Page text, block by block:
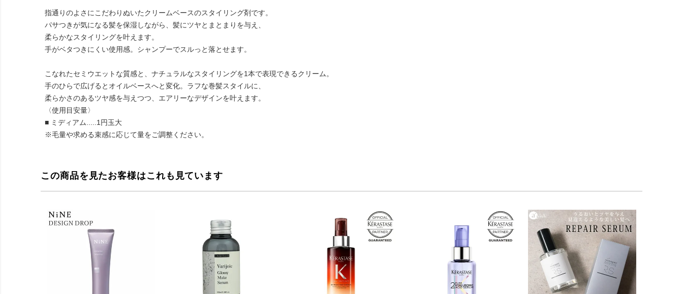
指通りのよさにこだわりぬいたクリームベースのスタイリング剤です。
パサつきが気になる髪を保湿しながら、髪にツヤとまとまりを与え、
柔らかなスタイリングを叶えます。
手がベタつきにくい使用感。シャンプーでスルっと落とせます。
こなれたセミウエットな質感と、ナチュラルなスタイリングを1本で表現できるクリーム。
手のひらで広げるとオイルベースへと変化。ラフな巻髪スタイルに、
柔らかさのあるツヤ感を与えつつ、エアリーなデザインを叶えます。
〈使用目安量〉
■ ミディアム.....1円玉大
※毛量や求める束感に応じて量をご調整ください。
この商品を見たお客様はこれも見ています